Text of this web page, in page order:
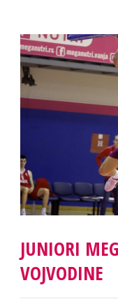
JUNIORI
VOJVODINE